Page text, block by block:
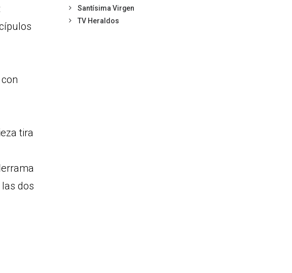
tira
dos
Santísima Virgen
TV Heraldos